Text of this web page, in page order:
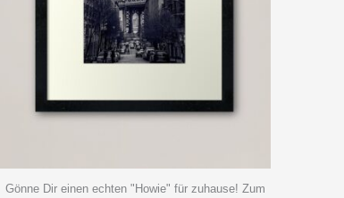
Gönne Dir einen echten "Howie" für zuhause! Zum